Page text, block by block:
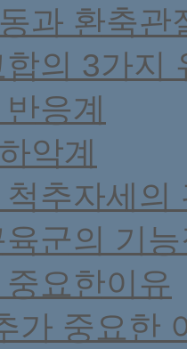
과 환축관
의 3가지
응계
악계
추자세의
군의 기
요한이유
가 중요한